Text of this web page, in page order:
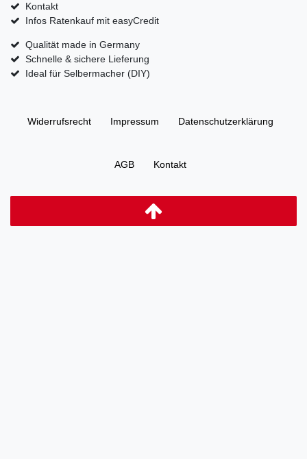
Kontakt
Infos Ratenkauf mit easyCredit
Qualität made in Germany
Schnelle & sichere Lieferung
Ideal für Selbermacher (DIY)
Widerrufs­recht Impressum Daten­schutz­erklärung
AGB Kontakt